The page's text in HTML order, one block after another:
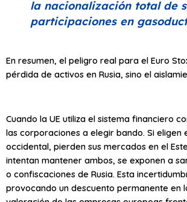
la nacionalización total de
participaciones en
En resumen, el peligro real para el Euro
pérdida de activos en Rusia, sino el
Cuando la UE utiliza el sistema financiero
las corporaciones a elegir bando. Si eligen
occidental, pierden sus mercados en el Este
intentan mantener ambos, se exponen a
o confiscaciones de Rusia. Esta
provocando un descuento permanente en